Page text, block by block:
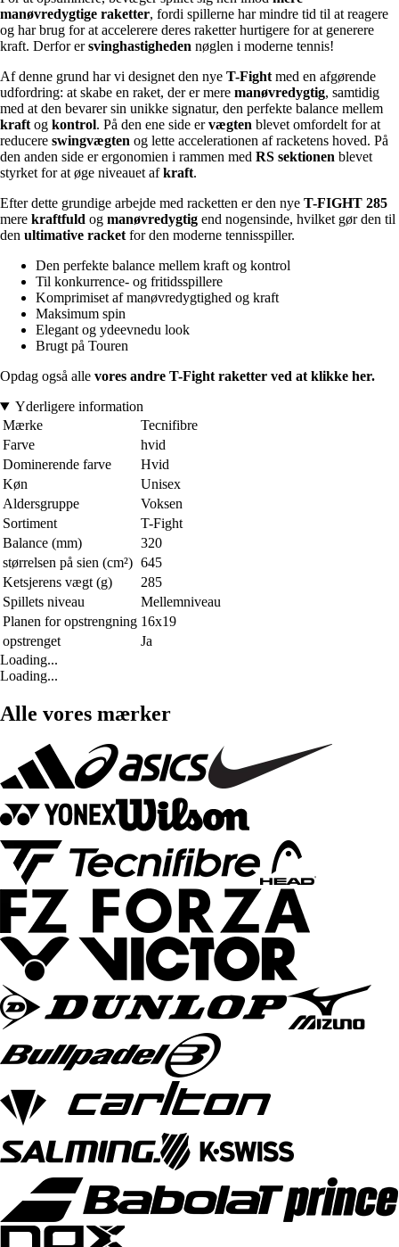
manøvredygtige raketter, fordi spillerne har mindre tid til at reagere
og har brug for at accelerere deres raketter hurtigere for at generere
kraft. Derfor ersvinghastigheden nøglen i moderne tennis!
Af denne grund har vi designet den nye T-Fight med en afgørende
udfordring: at skabe en raket, der er mere manøvredygtig, samtidig
med at den bevarer sin unikke signatur, den perfekte balance mellem
kraft og kontrol. På den ene side ervægten blevet omfordelt for at
reducere swingvægten og lette accelerationen af racketens hoved. På
den anden side er ergonomien i rammen med RS sektionen blevet
styrket for at øge niveauet afkraft.
Efter dette grundige arbejde med racketten er den nye T-FIGHT 285
mere kraftfuld og manøvredygtig end nogensinde, hvilket gør den til
den ultimative racket for den moderne tennisspiller.
Den perfekte balance mellem kraft og kontrol
Til konkurrence- og fritidsspillere
Komprimiset af manøvredygtighed og kraft
Maksimum spin
Elegant og ydeevnedu look
Brugt på Touren
Opdag også alle vores andre T-Fight raketter ved at klikke her.
Yderligere information
Mærke
Tecnifibre
Farve
hvid
Dominerende farve
Hvid
Køn
Unisex
Aldersgruppe
Voksen
Sortiment
T-Fight
Balance (mm)
320
størrelsen på sien (cm²) 645
Ketsjerens vægt (g)
285
Spillets niveau
Mellemniveau
Planen for opstrengning 16x19
opstrenget
Ja
Loading...
Loading...
Alle vores mærker